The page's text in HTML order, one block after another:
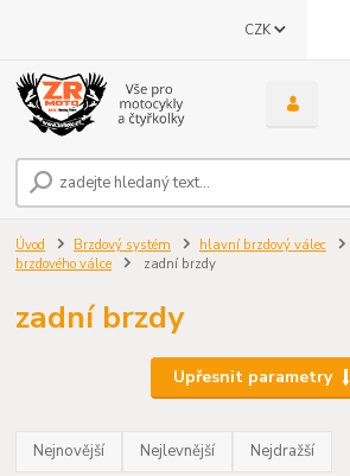
CZK
Úvod Brzdový systém hlavní brzdový válec
brzdového válce
zadní brzdy
zadní brzdy
Upřesnit parametry
Nejnovější Nejlevnější Nejdražší